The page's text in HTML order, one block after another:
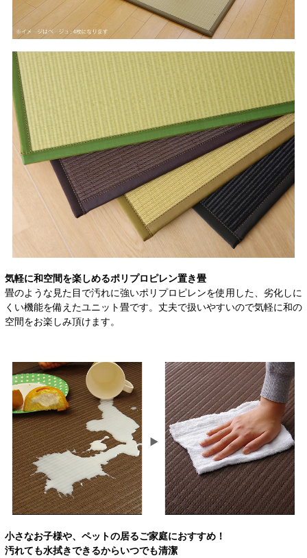
気軽に和空間を楽しめるポリプロピレン置き畳
畳のような見た目で汚れに強いポリプロピレンを使用した、劣化しに
くい機能を備えたユニット畳です。丈夫で扱いやすいので気軽に和の
空間をお楽しみ頂けます。
小さなお子様や、ペットの居るご家庭におすすめ！
汚れても水拭きできるからいつでも清潔